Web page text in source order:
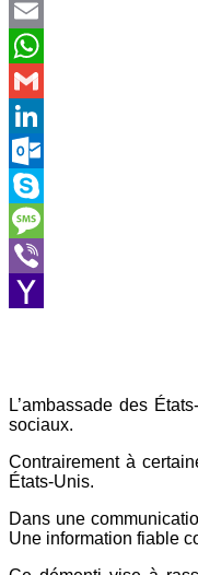
Twitter
Email
WhatsApp
Gmail
LinkedIn
Outlook.com
Skype
Message
Viber
L’ambassade des
sociaux.
Contrairement à
États-Unis.
Dans une
Une information fiable